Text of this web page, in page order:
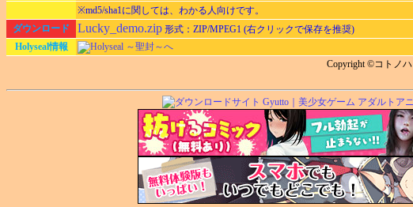
※md5/sha1に関しては、わかる人向けです。
ダウンロード
Lucky_demo.zip 形式：ZIP/MPEG1 (右クリックで保存を推奨)
Holyseal情報
Holyseal ～聖封～へ
Copyright ©コトノハ